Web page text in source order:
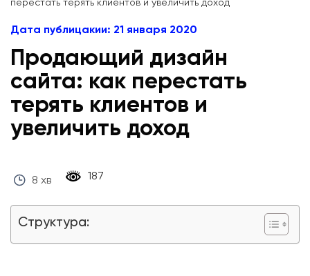
Дата публицакии: 21 января 2020
Продающий дизайн
сайта: как перестать
терять клиентов и
увеличить доход
8 хв ‎ 187 ‎
Структура: